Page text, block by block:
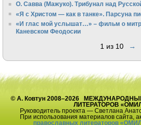
О. Савва (Мажуко). Трибунал над
«Я с Христом — как в танке». Парсуна
«И глас мой услышат…» – фильм о
Каневском Феодосии
1 из 10 →
© А. Ковтун 2008–2026
ЛИТЕРАТОРОВ
Руководитель проекта — Светлана
При использования материалов сайта,
православных литераторов